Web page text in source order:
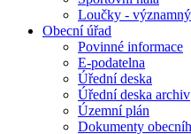
Loučky -
Obecní úřad
Povinné informace
E-podatelna
Úřední deska
Úřední deska archiv
Územní plán
Dokumenty